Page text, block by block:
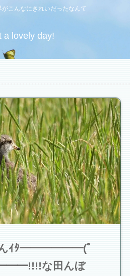
こんなにきれいだったなんて
a lovely day!
んｲﾀ━━━━━━(ﾟ
な田んぼ